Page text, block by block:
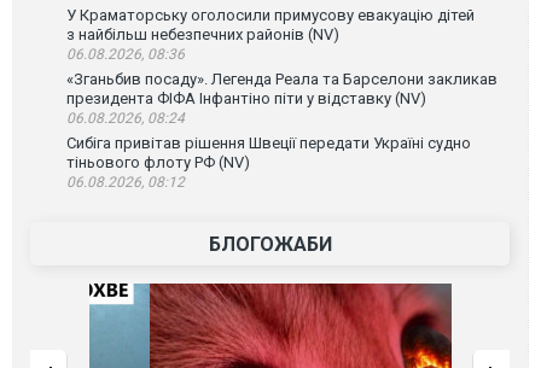
У Краматорську оголосили примусову евакуацію дітей
з найбільш небезпечних районів (NV)
06.08.2026, 08:36
«Зганьбив посаду». Легенда Реала та Барселони закликав
президента ФІФА Інфантіно піти у відставку (NV)
06.08.2026, 08:24
Сибіга привітав рішення Швеції передати Україні судно
тіньового флоту РФ (NV)
06.08.2026, 08:12
БЛОГОЖАБИ